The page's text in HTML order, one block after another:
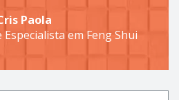
Paola
em Feng Shui